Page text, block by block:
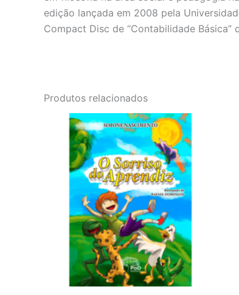
edição lançada em 2008 pela
Compact Disc de “Contabilidade
Produtos relacionados